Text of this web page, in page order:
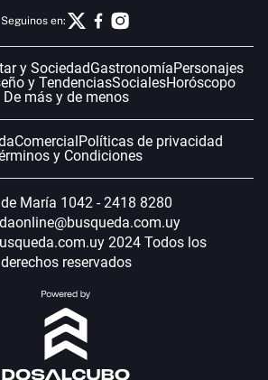
Seguinos en:
y SociedadGastronomíaPersonajes
y TendenciasSocialesHoróscopo
De más y de menos
Comercial Políticas de privacidad
y Condiciones
María 1042 - 2418 8280
2024 Todos los
derechos reservados